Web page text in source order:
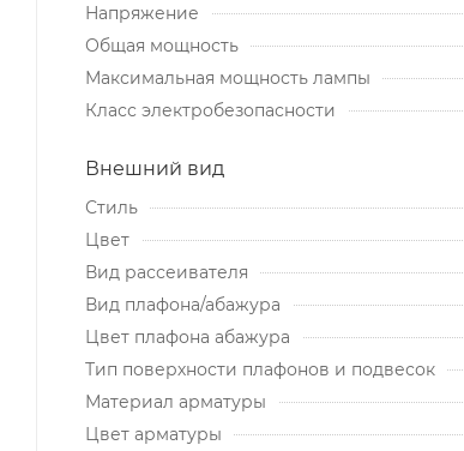
Напряжение
Общая мощность
Максимальная мощность лампы
Класс электробезопасности
Внешний вид
Стиль
Цвет
Вид рассеивателя
Вид плафона/абажура
Цвет плафона абажура
Тип поверхности плафонов и подвесок
Материал арматуры
Цвет арматуры